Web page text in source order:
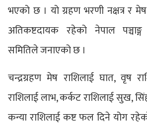
भएको छ । यो ग्रहण भरणी नक्षत्र र
अतिकष्टदायक रहेको नेपाल
समितिले जनाएको छ ।
चन्द्रग्रहण मेष राशिलाई घात, वृष
राशिलाई लाभ, कर्कट राशिलाई सुख,
कन्या राशिलाई कष्ट फल दिने योग